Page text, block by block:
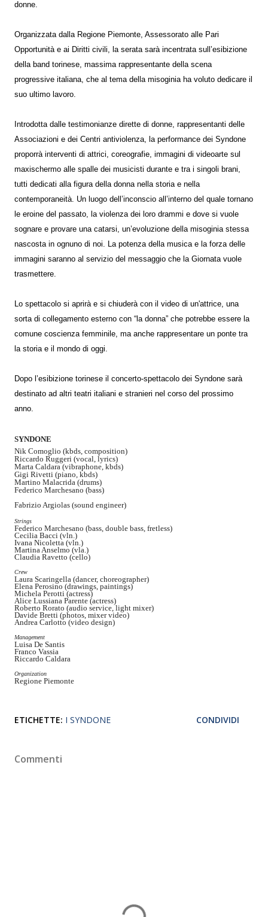
donne.
Organizzata dalla Regione Piemonte, Assessorato alle Pari
Opportunità e ai Diritti civili, la serata sarà incentrata sull’esibizione
della band torinese, massima rappresentante della scena
progressive italiana, che al tema della misoginia ha voluto dedicare il
suo ultimo lavoro.
Introdotta dalle testimonianze dirette di donne, rappresentanti delle
Associazioni e dei Centri antiviolenza, la performance dei Syndone
proporrà interventi di attrici, coreografie, immagini di videoarte sul
maxischermo alle spalle dei musicisti durante e tra i singoli brani,
tutti dedicati alla figura della donna nella storia e nella
contemporaneità. Un luogo dell’inconscio all’interno del quale tornano
le eroine del passato, la violenza dei loro drammi e dove si vuole
sognare e provare una catarsi, un’evoluzione della misoginia stessa
nascosta in ognuno di noi. La potenza della musica e la forza delle
immagini saranno al servizio del messaggio che la Giornata vuole
trasmettere.
Lo spettacolo si aprirà e si chiuderà con il video di un'attrice, una
sorta di collegamento esterno con “la donna” che potrebbe essere la
comune coscienza femminile, ma anche rappresentare un ponte tra
la storia e il mondo di oggi.
Dopo l’esibizione torinese il concerto-spettacolo dei Syndone sarà
destinato ad altri teatri italiani e stranieri nel corso del prossimo
anno.
SYNDONE
Nik Comoglio (kbds, composition)
Riccardo Ruggeri (vocal, lyrics)
Marta Caldara (vibraphone, kbds)
Gigi Rivetti (piano, kbds)
Martino Malacrida (drums)
Federico Marchesano (bass)
Fabrizio Argiolas (sound engineer)
Strings
Federico Marchesano (bass, double bass, fretless)
Cecilia Bacci (vln.)
Ivana Nicoletta (vln.)
Martina Anselmo (vla.)
Claudia Ravetto (cello)
Crew
Laura Scaringella (dancer, choreographer)
Elena Perosino (drawings, paintings)
Michela Perotti (actress)
Alice Lussiana Parente (actress)
Roberto Rorato (audio service, light mixer)
Davide Bretti (photos, mixer video)
Andrea Carlotto (video design)
Management
Luisa De Santis
Franco Vassia
Riccardo Caldara
Organization
Regione Piemonte
ETICHETTE: I SYNDONE CONDIVIDI
Commenti